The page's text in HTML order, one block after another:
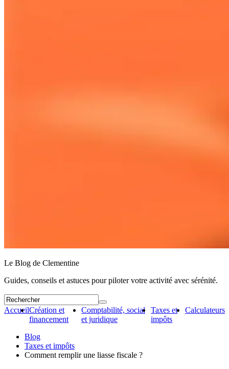
Le Blog de Clementine
Guides, conseils et astuces pour piloter votre activité avec sérénité.
AccueilCréation et
financement
Comptabilité, social
et juridique
Taxes et
impôts
Calculateurs
Blog
Taxes et impôts
Comment remplir une liasse fiscale ?